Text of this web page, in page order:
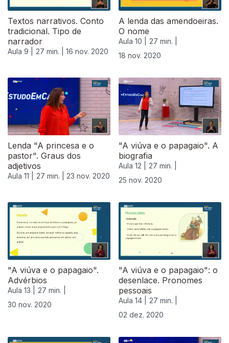
Textos narrativos. Conto
tradicional. Tipo de
narrador
Aula 9 | 27 min. | 16 nov. 2020
A lenda das amendoeiras.
O nome
Aula 10 |
27 min. |
18 nov. 2020
Lenda "A princesa e o
pastor". Graus dos
adjetivos
Aula 11 | 27 min. | 23 nov. 2020
"A viúva e o papagaio". A
biografia
Aula 12 |
27 min. |
25 nov. 2020
508177
"A viúva e o papagaio".
Advérbios
Aula 13 |
27 min. |
30 nov. 2020
"A viúva e o papagaio": o
desenlace. Pronomes
pessoais
Aula 14 |
27 min. |
02 dez. 2020